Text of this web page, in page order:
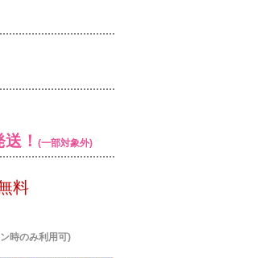
！ (一部対象外)
料
時のみ利用可)